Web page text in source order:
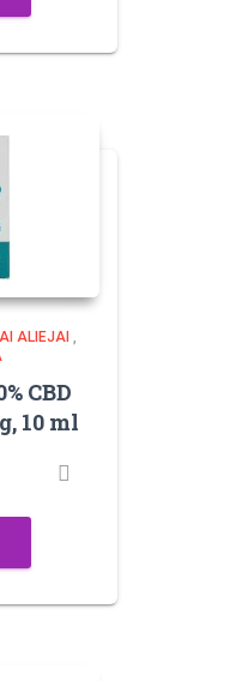
ALIEJAI ,
CBD
10 ml